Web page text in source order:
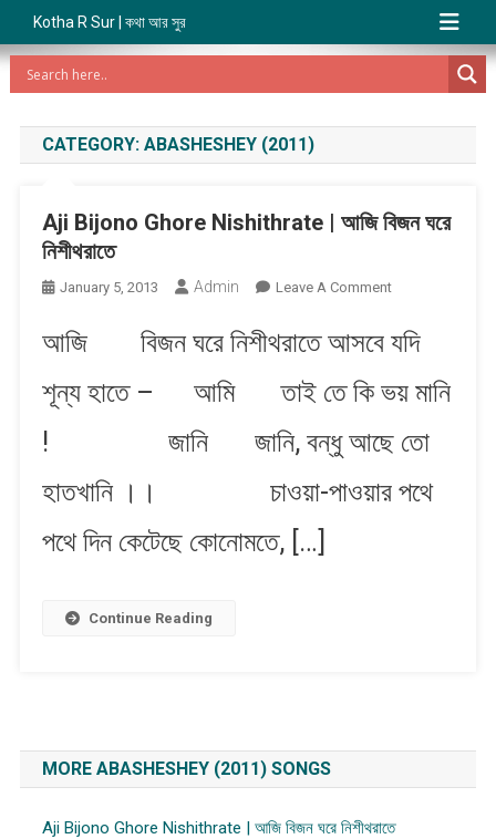
Kotha R Sur | কথা আর সুর
CATEGORY: ABASHESHEY (2011)
Aji Bijono Ghore Nishithrate | আজি বিজন ঘরে
নিশীথরাতে
January 5, 2013 Admin Leave A CommentOn
Bijono
Nishithrate
আজি
ঘরে
আজি বিজন ঘরে নিশীথরাতে আসবে যদি
শূন্য হাতে – আমি তাই তে কি ভয় মানি
! জানি জানি, বন্ধু আছে তো
হাতখানি ।। চাওয়া-পাওয়ার পথে
পথে দিন কেটেছে কোনোমতে, […]
Continue Reading
MORE ABASHESHEY (2011) SONGS
Aji Bijono Ghore Nishithrate | আজি বিজন ঘরে নিশীথরাতে